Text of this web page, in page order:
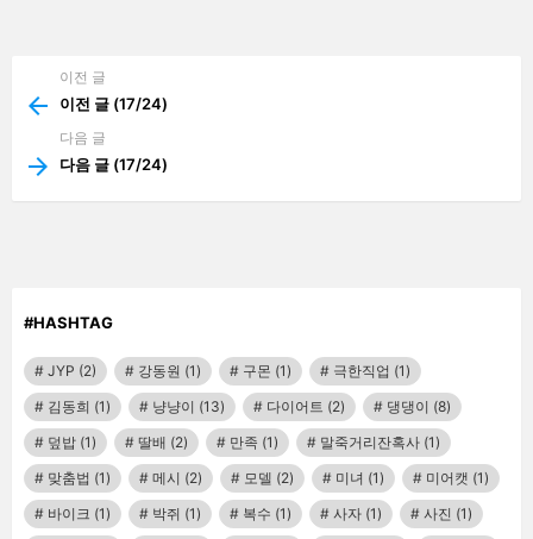
more
이전 글
이전 글 (17/24)
다음 글
다음 글 (17/24)
#HASHTAG
JYP (2) 강동원 (1) 구몬 (1) 극한직업 (1)
김동희 (1) 냥냥이 (13) 다이어트 (2) 댕댕이 (8)
덮밥 (1) 딸배 (2) 만족 (1) 말죽거리잔혹사 (1)
맞춤법 (1) 메시 (2) 모델 (2) 미녀 (1) 미어캣 (1)
바이크 (1) 박쥐 (1) 복수 (1) 사자 (1) 사진 (1)